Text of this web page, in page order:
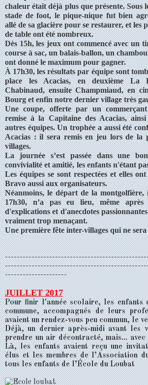
chaleur était déjà plus que présente. Sous
stade de foot, le pique-nique fut bien
allé de sa glacière pour se restaurer, et les
de table ont été nombreux.
Dès 15h, les jeux ont commencé avec un
course à sac, un balais-ballon, un
ont donné le maximum pour gagner.
À 17h30, les résultats par équipe sont
place les Acacias, en deuxième La
Chabinaud, ensuite Champmiaud, en
Bourg et enfin notre dernier village très
Une coupe, offerte par un
remise à la Capitaine des Acacias,
autres équipes. Un trophée a aussi été
Acacias : il sera remis en jeu lors de la
villages.
La journée s’est passée dans une
convivialité et amitié, les enfants n'étant
Les équipes se sont respectées et elles
Bravo aussi aux organisateurs.
Néanmoins, le départ de la
17h30, n’a pas eu lieu, même après
d'explications et d'anecdotes
vraiment trop menaçant.
Une première fête inter-villages qui ne
---------------------
JUILLET 2017
Pour finir l'année scolaire, les enfants
commune, accompagnés de leurs
avaient un rendez-vous peu commun, le
Déjà, un dernier après-midi avant les
prendre un air décontracté, mais...
Là, les enfants avaient reçu une
élus et les membres de l’Association
tous les enfants de l’École du Loubat